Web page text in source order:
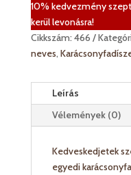
10% kedvezmény
kerül levonásra!
Cikkszám:466
neves,
Leírás
Vélemények (0)
Kedveskedjetek
egyedi